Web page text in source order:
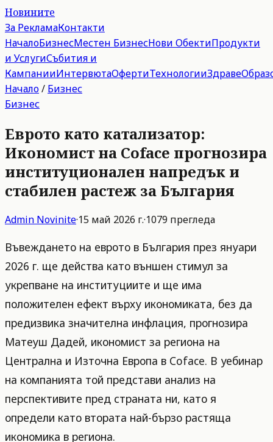
Новините
За РекламаКонтакти
НачалоБизнесМестен БизнесНови ОбектиПродукти
и УслугиСъбития и
КампанииИнтервютаОфертиТехнологииЗдраве
Начало/ Бизнес
Бизнес
Еврото като катализатор:
Икономист на Coface прогнозира
институционален напредък и
стабилен растеж за България
Admin Novinite·15 май 2026 г.·1079 прегледа
Въвеждането на еврото в България през януари
2026 г. ще действа като външен стимул за
укрепване на институциите и ще има
положителен ефект върху икономиката, без да
предизвика значителна инфлация, прогнозира
Матеуш Дадей, икономист за региона на
Централна и Източна Европа в Coface. В уебинар
на компанията той представи анализ на
перспективите пред страната ни, като я
определи като втората най-бързо растяща
икономика в региона.